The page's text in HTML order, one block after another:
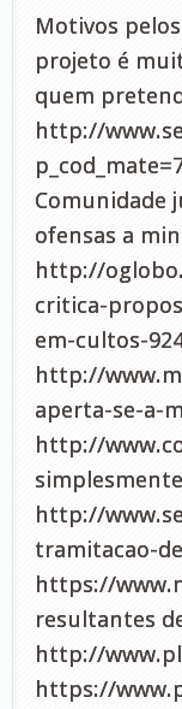
Motivos
projeto é
quem
http://
Comunidade
ofensas a
http://
critica-
em-cultos-
http://
aperta-se-a-
http://
http://
tramitacao-
https://
resultantes
http://
https://